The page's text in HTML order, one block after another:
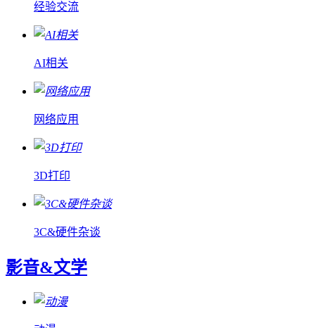
经验交流
AI相关
网络应用
3D打印
3C&硬件杂谈
影音&文学